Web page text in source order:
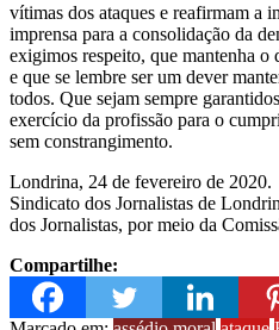
vítimas dos ataques e reafirmam a
imprensa para a consolidação da
exigimos respeito, que mantenha o
e que se lembre ser um dever
todos. Que sejam sempre
exercício da profissão para o
sem constrangimento.
Londrina, 24 de fevereiro de 2020.
Sindicato dos Jornalistas de
dos Jornalistas, por meio da
Compartilhe: